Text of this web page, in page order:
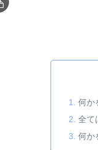
何か
全て
何か